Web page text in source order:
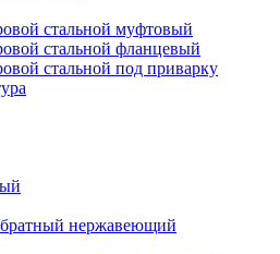
стальной муфтовый
стальной фланцевый
стальной под приварку
нержавеющий